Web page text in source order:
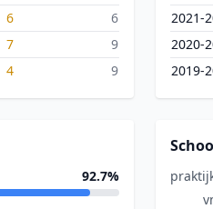
6
6
7
9
4 9
2021-
2020-
2019-
92.7%